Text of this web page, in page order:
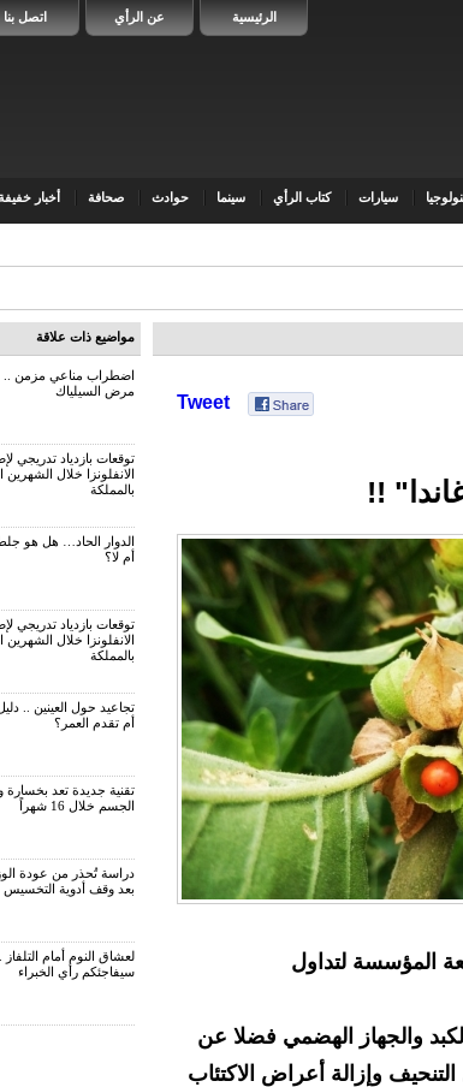
اتصل بنا عن الرأي الرئيسية
سيارات كتاب الرأي سينما حوادث صحافة أخبار
Tweet
!!
المؤسسة لتداول
والجهاز الهضمي فضلا عن
وإزالة أعراض الاكتئاب
مواضيع ذات علاقة
اضطراب مناعي مزمن ..
مرض السيلياك
توقعات بازدياد تدريجي
الانفلونزا خلال الشهرين
بالمملكة
الدوار الحاد… هل هو
أم لا؟
توقعات بازدياد تدريجي
الانفلونزا خلال الشهرين
بالمملكة
تجاعيد حول العينين ..
أم تقدم العمر؟
تقنية جديدة تعد بخسارة
الجسم خلال 16 شهراً
دراسة تُحذر من عودة
بعد وقف أدوية التخسيس
لعشاق النوم أمام التلفاز ..
سيفاجئكم رأي الخبراء